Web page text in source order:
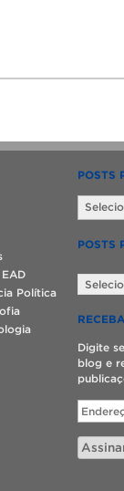
Política
POSTS
Posts
por
POSTS
por
Digite
blog e
Endereço
de
e-
mail